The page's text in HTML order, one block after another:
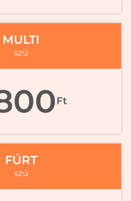
MULTI
szü
Ft
FÚRT
szü